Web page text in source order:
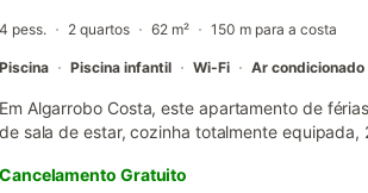
4 pess. 2 quartos 62 m² 150 m para a costa
Piscina Piscina infantil Wi-Fi Ar condicionado
Em Algarrobo Costa, este apartamento de
de sala de estar, cozinha totalmente
mesa de pingue-pongue para momentos de
Cancelamento Gratuito